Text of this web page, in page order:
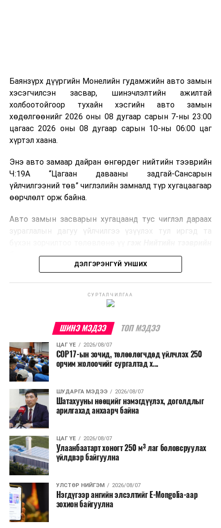
болон дулааны эрчим хүч үйлдвэрлэхэд ашиглаж
болдог. Зарим технологийн хувьд шаталтын дараа
үлдэх үнснээс фосфор зэрэг ашигт эрдсийг сэргээн
авах боломжтой аж.
Япон, Герман, Швейцар, Нидерланд, Өмнөд Солонгос
зэрэг улс лаг хатаах, шатаах технологийг ашиглаж
байна. Тухайлбал, Германд лаг шатаах үйлдвэрээс
гарсан үнснээс фосфор сэргээн авах технологи
ашигладаг бол Нидерландад төвлөрсөн лаг
боловсруулах үйлдвэрүүдээр дулаан, цахилгаан
Ийнхүү лаг хатаах, шатаах технологийг лагийн
улсад өргөн ашиглаж байна.
Баянзүрх дүүргийн Монелийн гудамжийн авто замын
хэсэгчилсэн засвар, шинэчлэлтийн ажилтай
холбоотойгоор тухайн хэсгийн авто замын
хөдөлгөөнийг 2026 оны 08 дугаар сарын 7-ны 23:00
цагаас 2026 оны 08 дугаар сарын 10-ны 06:00 цаг
хүртэл хаана.
Энэ авто замаар дайран өнгөрдөг нийтийн тээврийн
Ч:19А “Цагаан давааны задгай-Сансарын
үйлчилгээний төв” чиглэлийн замналд түр хугацаагаар
өөрчлөлт орж байна.
Авто замын засварын хугацаанд тус чиглэл дараах
зураглалын дагуу үйлчилгээ үзүүлэх тул иргэд та
бодлогын газраас мэдээллээ.
ДЭЛГЭРЭНГҮЙ УНШИХ
СУРТАЛЧИЛГАА
ШИНЭ МЭДЭЭ ТОП МЭДЭЭ
ЦАГ ҮЕ 2026/08/07
COP17-ын зочид, төлөөлөгчдөд үйлчлэх 250
орчим жолоочийг сургалтад х...
ШУДАРГА МЭДЭЭ 2026/08/07
Шатахууны нөөцийг нэмэгдүүлэх, доголдлыг
арилгахад анхаарч байна
ЦАГ ҮЕ 2026/08/07
Улаанбаатарт хоногт 250 м³ лаг боловсруулах
үйлдвэр байгуулна
УЛСТӨР НИЙГЭМ 2026/08/07
Нэгдүгээр ангийн элсэлтийг E-Mongolia-аар
зохион байгуулна